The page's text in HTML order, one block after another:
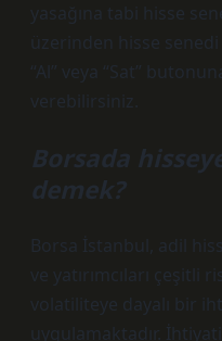
yasağına tabi hisse
üzerinden hisse senedi
“Al” veya “Sat”
verebilirsiniz.
Borsada
demek?
Borsa İstanbul, adil
ve yatırımcıları
volatiliteye dayalı bir
uygulamaktadır. İhtiyati